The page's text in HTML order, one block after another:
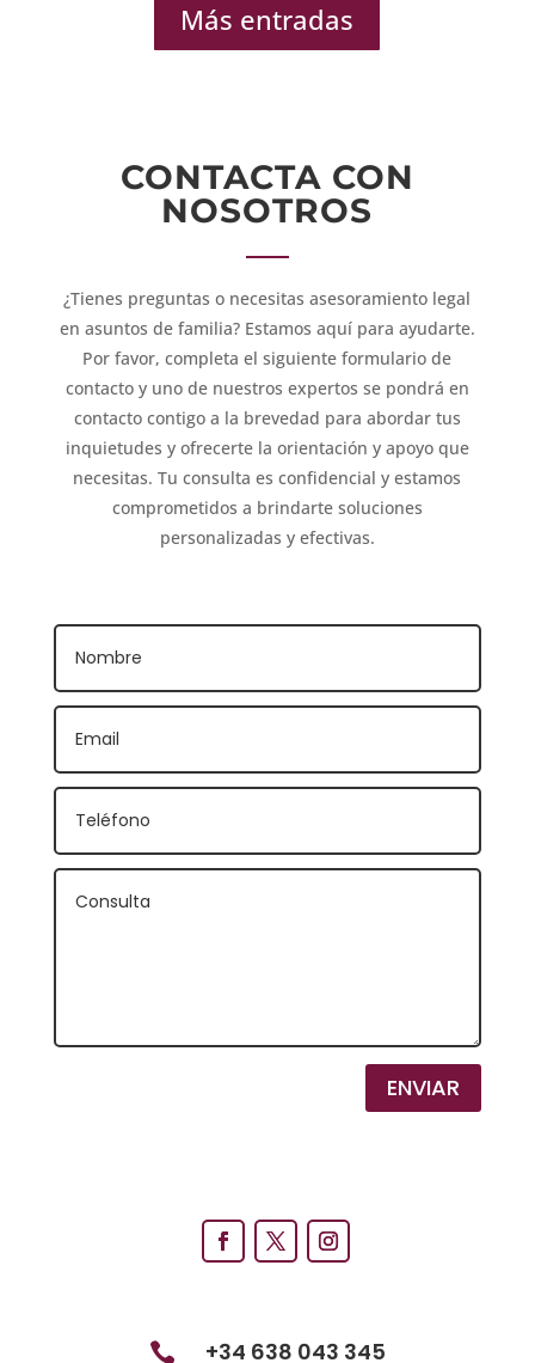
Más entradas
CONTACTA CON
NOSOTROS
¿Tienes preguntas o necesitas asesoramiento legal
en asuntos de familia? Estamos aquí para ayudarte.
Por favor, completa el siguiente formulario de
contacto y uno de nuestros expertos se pondrá en
contacto contigo a la brevedad para abordar tus
inquietudes y ofrecerte la orientación y apoyo que
necesitas. Tu consulta es confidencial y estamos
comprometidos a brindarte soluciones
personalizadas y efectivas.
ENVIAR
 +34 638 043 345